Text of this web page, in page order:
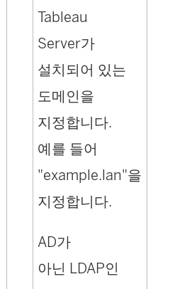
Tableau
Server가
설치되어 있는
도메인을
지정합니다.
예를 들어
"example.lan"을
지정합니다.
AD가
아닌 LDAP인